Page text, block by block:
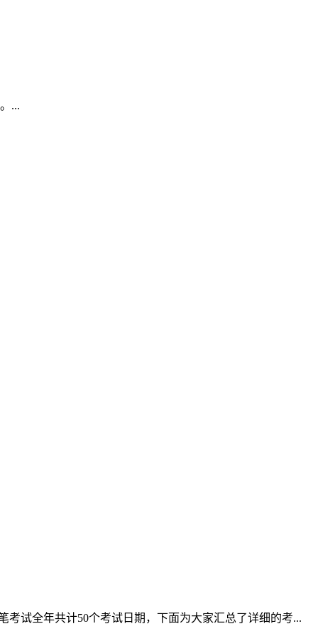
...
考试全年共计50个考试日期，下面为大家汇总了详细的考...